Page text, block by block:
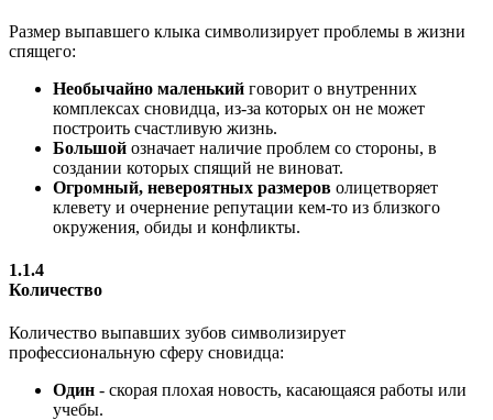
Размер выпавшего клыка символизирует проблемы в жизни
спящего:
Необычайно маленький говорит о внутренних
комплексах сновидца, из-за которых он не может
построить счастливую жизнь.
Большой означает наличие проблем со стороны, в
создании которых спящий не виноват.
Огромный, невероятных размеров олицетворяет
клевету и очернение репутации кем-то из близкого
окружения, обиды и конфликты.
1.1.4
Количество
Количество выпавших зубов символизирует
профессиональную сферу сновидца:
Один - скорая плохая новость, касающаяся работы или
учебы.